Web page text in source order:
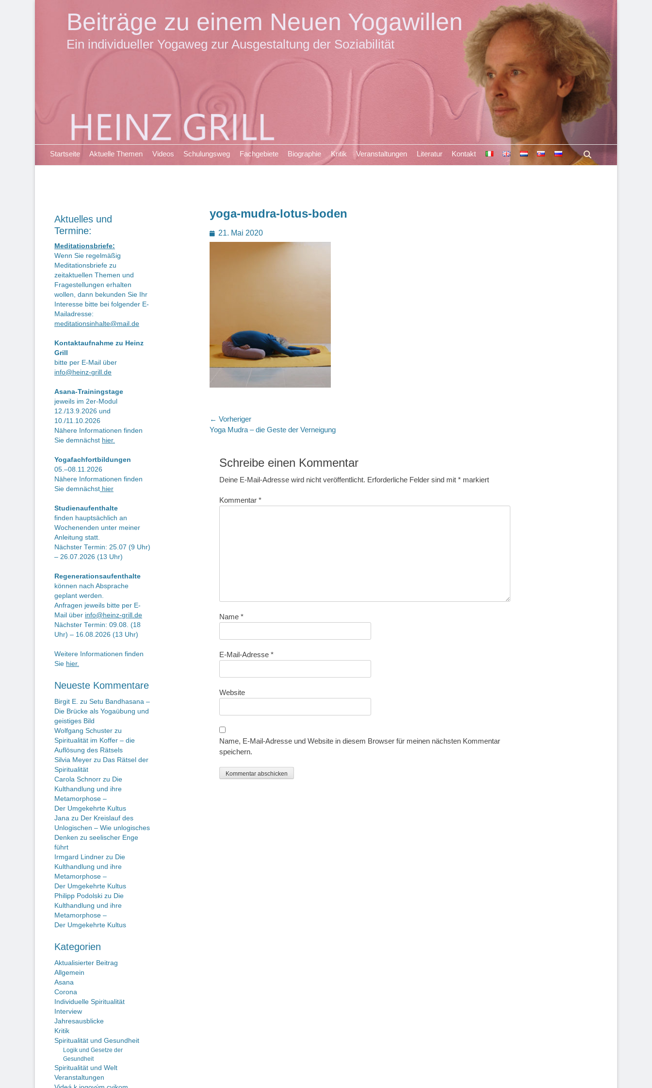
Beiträge zu einem Neuen Yogawillen
Ein individueller Yogaweg zur Ausgestaltung der Soziabilität
Primäres Menü
ZumStartseite Aktuelle Themen Videos Schulungsweg Fachgebiete Biographie Kritik Veranstaltungen Literatur Kontakt
yoga-mudra-lotus-boden
Posted
21. Mai 2020
Beitragsnavigation
← Vorheriger
Vorheriger
Yoga Mudra – die Geste der Verneigung
Schreibe einen Kommentar
Deine E-Mail-Adresse wird nicht veröffentlicht. Erforderliche Felder sind mit * markiert
Kommentar *
Name *
E-Mail-Adresse *
Website
Name, E-Mail-Adresse und Website in diesem Browser für meinen nächsten Kommentar
speichern.
Aktuelles und
Termine:
Meditationsbriefe:
Wenn Sie regelmäßig
Meditationsbriefe zu
zeitaktuellen Themen und
Fragestellungen erhalten
wollen, dann bekunden Sie Ihr
Interesse bitte bei folgender E-
Mailadresse:
meditationsinhalte@mail.de
Kontaktaufnahme zu Heinz
Grill
bitte per E-Mail über
info@heinz-grill.de
Asana-Trainingstage
jeweils im 2er-Modul
12./13.9.2026 und
10./11.10.2026
Nähere Informationen finden
Sie demnächst hier.
Yogafachfortbildungen
05.–08.11.2026
Nähere Informationen finden
Sie demnächst hier
Studienaufenthalte
finden hauptsächlich an
Wochenenden unter meiner
Anleitung statt.
Nächster Termin: 25.07 (9 Uhr)
– 26.07.2026 (13 Uhr)
Regenerationsaufenthalte
können nach Absprache
geplant werden.
Anfragen jeweils bitte per E-
Mail über info@heinz-grill.de
Nächster Termin: 09.08. (18
Uhr) – 16.08.2026 (13 Uhr)
Weitere Informationen finden
Sie hier.
Neueste Kommentare
Birgit E. zu Setu Bandhasana –
Die Brücke als Yogaübung und
geistiges Bild
Wolfgang Schuster zu
Spiritualität im Koffer – die
Auflösung des Rätsels
Silvia Meyer zu Das Rätsel der
Spiritualität
Carola Schnorr zu Die
Kulthandlung und ihre
Metamorphose –
Der Umgekehrte Kultus
Jana zu Der Kreislauf des
Unlogischen – Wie unlogisches
Denken zu seelischer Enge
führt
Irmgard Lindner zu Die
Kulthandlung und ihre
Metamorphose –
Der Umgekehrte Kultus
Philipp Podolski zu Die
Kulthandlung und ihre
Metamorphose –
Der Umgekehrte Kultus
Kategorien
Aktualisierter Beitrag
Allgemein
Asana
Corona
Individuelle Spiritualität
Interview
Jahresausblicke
Kritik
Spiritualität und Gesundheit
Logik und Gesetze der
Gesundheit
Spiritualität und Welt
Veranstaltungen